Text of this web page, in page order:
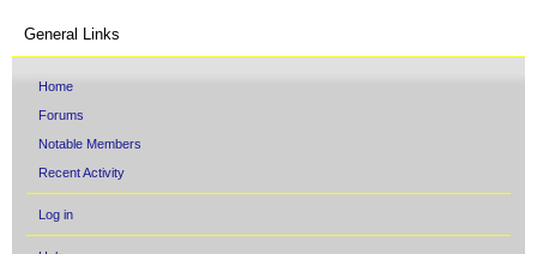
General Links
Home
Forums
Notable Members
Recent Activity
Log in